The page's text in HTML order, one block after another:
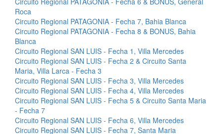
Roca
Circuito Regional PATAGONIA - Fecha 7, Bahia Blanca
Circuito Regional PATAGONIA - Fecha 8 & BONUS, Bahia
Blanca
Circuito Regional SAN LUIS - Fecha 1, Villa Mercedes
Circuito Regional SAN LUIS - Fecha 2 & Circuito Santa
Maria, Villa Larca - Fecha 3
Circuito Regional SAN LUIS - Fecha 3, Villa Mercedes
Circuito Regional SAN LUIS - Fecha 4, Villa Mercedes
Circuito Regional SAN LUIS - Fecha 5 & Circuito Santa Maria
- Fecha 7
Circuito Regional SAN LUIS - Fecha 6, Villa Mercedes
Circuito Regional SAN LUIS - Fecha 7, Santa Maria